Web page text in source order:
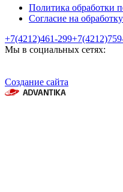
Политика обработки
Согласие на
+7(4212)461-299
Мы в социальных сетях:
Создание сайта